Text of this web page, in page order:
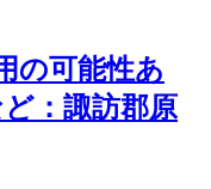
の可能性あ
：諏訪郡原